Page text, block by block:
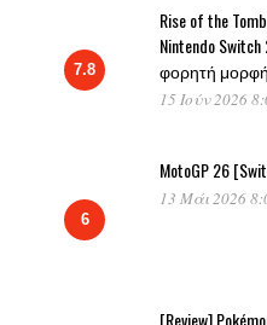
7.8
Rise of the
Nintendo
φορητή μορφή
15 Ιούν 2026
6
MotoGP 26
13 Μάι 2026
[Review]